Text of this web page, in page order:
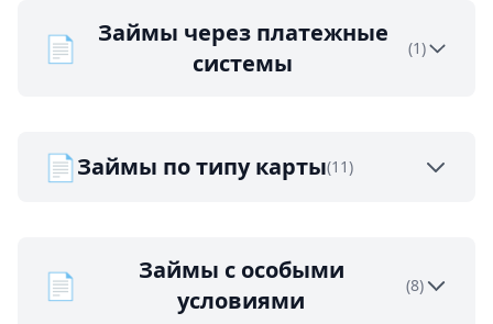
📄
Займы через платежные
системы
(1)
📄Займы по типу карты(11)
📄
Займы с особыми
условиями
(8)